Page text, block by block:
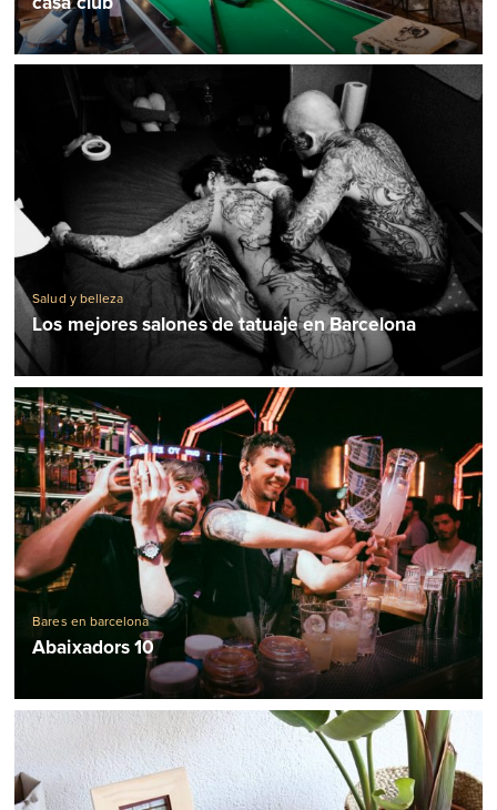
Salud y belleza
Los mejores salones de tatuaje en Barcelona
Bares en barcelona
Abaixadors 10